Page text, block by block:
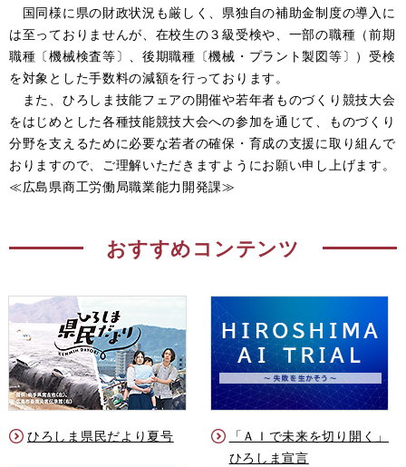
国同様に県の財政状況も厳しく、県独自の補助金制度の導入に
は至っておりませんが、在校生の３級受検や、一部の職種（前期
職種〔機械検査等〕、後期職種〔機械・プラント製図等〕）受検
を対象とした手数料の減額を行っております。
また、ひろしま技能フェアの開催や若年者ものづくり競技大会
をはじめとした各種技能競技大会への参加を通じて、ものづくり
分野を支えるために必要な若者の確保・育成の支援に取り組んで
おりますので、ご理解いただきますようにお願い申し上げます。
≪広島県商工労働局職業能力開発課≫
おすすめコンテンツ
ひろしま県民だより夏号
「ＡＩで未来を切り開く」
ひろしま宣言